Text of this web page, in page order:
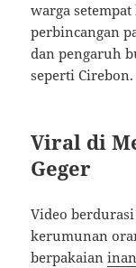
warga
perbincangan
dan pengaruh
seperti Cirebon.
Viral di
Geger
Video
kerumunan
berpakaian